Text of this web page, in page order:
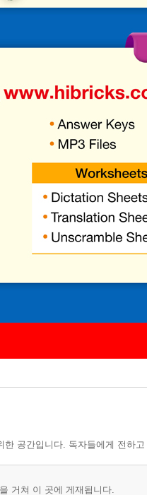
한 공간입니다. 독자들에게 전하
거쳐 이 곳에 게재됩니다.